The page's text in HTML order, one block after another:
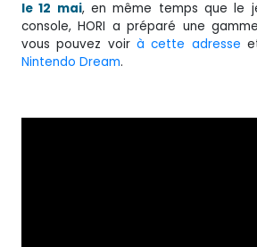
le 12 mai, en même temps que le
console, HORI a préparé une
vous pouvez voir à cette adresse
Nintendo Dream.